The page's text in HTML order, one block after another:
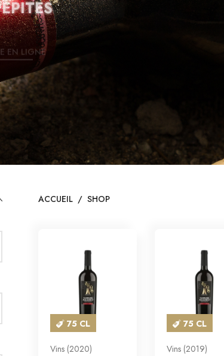
EN LIGNE
ACCUEIL / SHOP
75 CL
Vins (2020)
75 CL
Vins (2019)